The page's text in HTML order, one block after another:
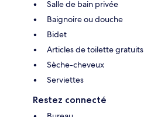
Salle de bain privée
Baignoire ou douche
Bidet
Articles de toilette gratuits
Sèche-cheveux
Serviettes
Restez connecté